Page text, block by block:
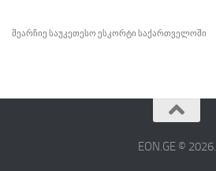
შეარჩიე საუკეთესო ესკორტი საქართველოში
EON.GE © 2026.